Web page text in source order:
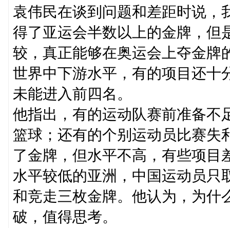
袁伟民在谈到问题和差距时说，
得了亚运会半数以上的金牌，但
较，真正能够在奥运会上夺金牌
世界中下游水平，有的项目还十
未能进入前四名。
他指出，有的运动队赛前准备不
篮球；还有的个别运动员比赛失
了金牌，但水平不高，有些项目
水平较低的亚洲，中国运动员只
和竞走三枚金牌。他认为，为什
破，值得思考。